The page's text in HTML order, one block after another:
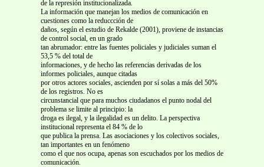
de la represión institucionalizada.
La información que manejan los medios de comunicación en
cuestiones como la reduccción de
daños, según el estudio de Rekalde (2001), proviene de instancias
de control social, en un grado
tan abrumador: entre las fuentes policiales y judiciales suman el
53,5 % del total de
informaciones, y de hecho las referencias derivadas de los
informes policiales, aunque citadas
por otros actores sociales, ascienden por sí solas a más del 50%
de los registros. No es
circunstancial que para muchos ciudadanos el punto nodal del
problema se limite al principio: la
droga es ilegal, y la ilegalidad es un delito. La perspectiva
institucional representa el 84 % de lo
que publica la prensa. Las asociaciones y los colectivos sociales,
tan importantes en un fenómeno
como el que nos ocupa, apenas son escuchados por los medios de
comunicación.